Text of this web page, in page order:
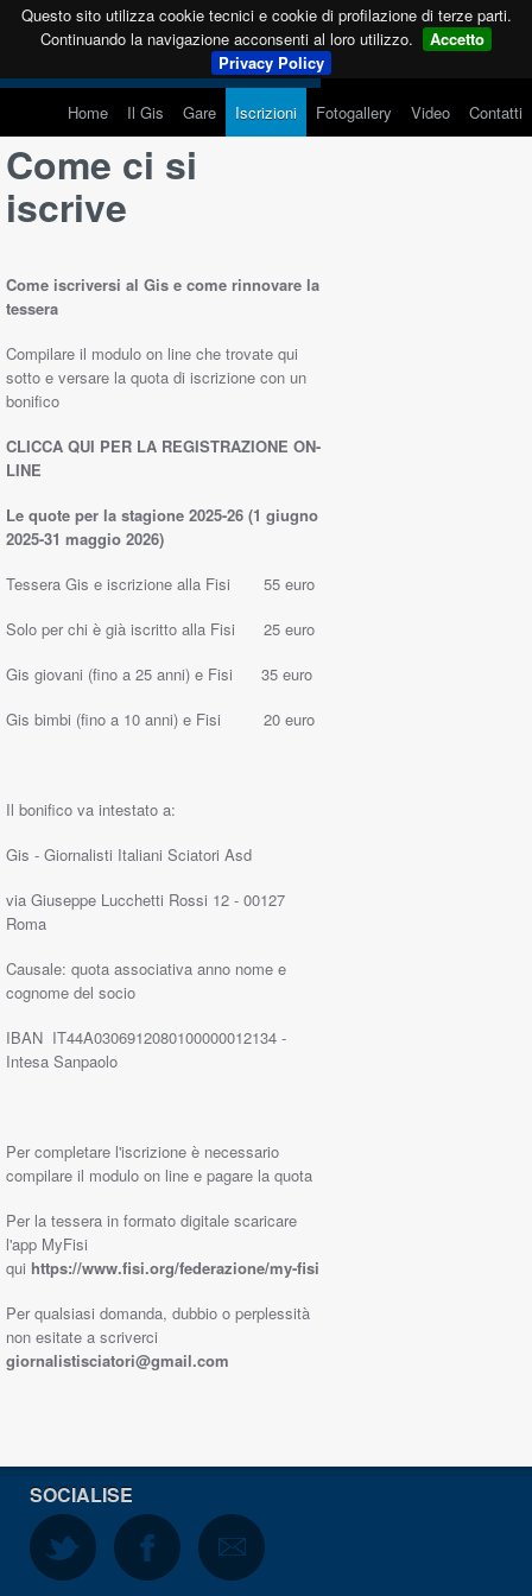
Questo sito utilizza cookie tecnici e cookie di profilazione di terze parti.
Continuando la navigazione acconsenti al loro utilizzo.
Accetto
Privacy Policy
Home Il Gis Gare Iscrizioni Fotogallery Video Contatti
Come ci si
iscrive
Come iscriversi al Gis e come rinnovare la
tessera
Compilare il modulo on line che trovate qui
sotto e versare la quota di iscrizione con un
bonifico
CLICCA QUI PER LA REGISTRAZIONE ON-
LINE
Le quote per la stagione 2025-26 (1 giugno
2025-31 maggio 2026)
Tessera Gis e iscrizione alla Fisi 55 euro
Solo per chi è già iscritto alla Fisi 25 euro
Gis giovani (fino a 25 anni) e Fisi 35 euro
Gis bimbi (fino a 10 anni) e Fisi 20 euro
Il bonifico va intestato a:
Gis - Giornalisti Italiani Sciatori Asd
via Giuseppe Lucchetti Rossi 12 - 00127
Roma
Causale: quota associativa anno nome e
cognome del socio
IBAN IT44A0306912080100000012134 -
Intesa Sanpaolo
Per completare l'iscrizione è necessario
compilare il modulo on line e pagare la quota
Per la tessera in formato digitale scaricare
l'app MyFisi
qui https://www.fisi.org/federazione/my-fisi
Per qualsiasi domanda, dubbio o perplessità
non esitate a scriverci
giornalistisciatori@gmail.com
SOCIALISE